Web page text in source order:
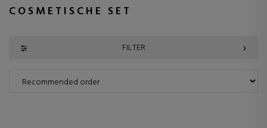
COSMETISCHE SET
FILTER